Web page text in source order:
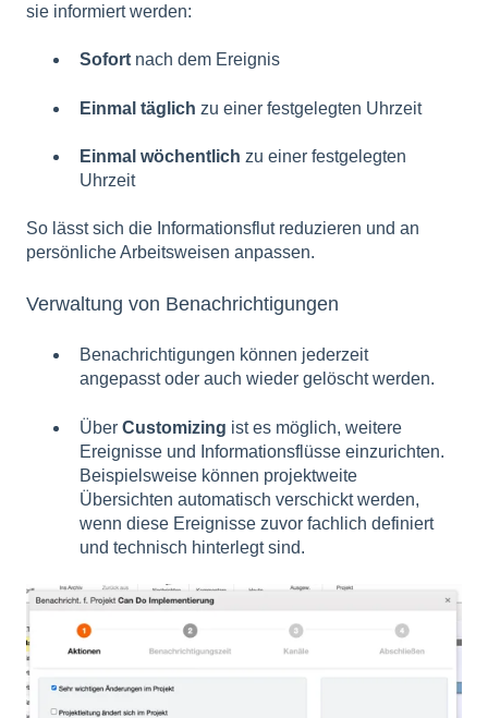
sie informiert werden:
Sofort nach dem Ereignis
Einmal täglich zu einer festgelegten Uhrzeit
Einmal wöchentlich zu einer festgelegten
Uhrzeit
So lässt sich die Informationsflut reduzieren und an
persönliche Arbeitsweisen anpassen.
Verwaltung von Benachrichtigungen
Benachrichtigungen können jederzeit
angepasst oder auch wieder gelöscht werden.
Über Customizing ist es möglich, weitere
Ereignisse und Informationsflüsse einzurichten.
Beispielsweise können projektweite
Übersichten automatisch verschickt werden,
wenn diese Ereignisse zuvor fachlich definiert
und technisch hinterlegt sind.